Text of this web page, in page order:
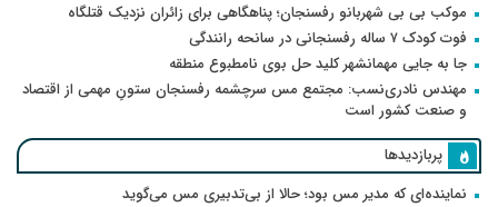
موکب بی بی شهربانو رفسنجان؛ پناهگاهی برای زائران نزدیک قتلگاه
فوت کودک ۷ ساله رفسنجانی در سانحه رانندگی
جا به جایی مهمانشهر کلید حل بوی نامطبوع منطقه
مهندس نادری‌نسب: مجتمع مس سرچشمه رفسنجان ستونِ مهمی از اقتصاد
و صنعت کشور است
پربازدیدها
نماینده‌ای که مدیر مس بود؛ حالا از بی‌تدبیری مس می‌گوید